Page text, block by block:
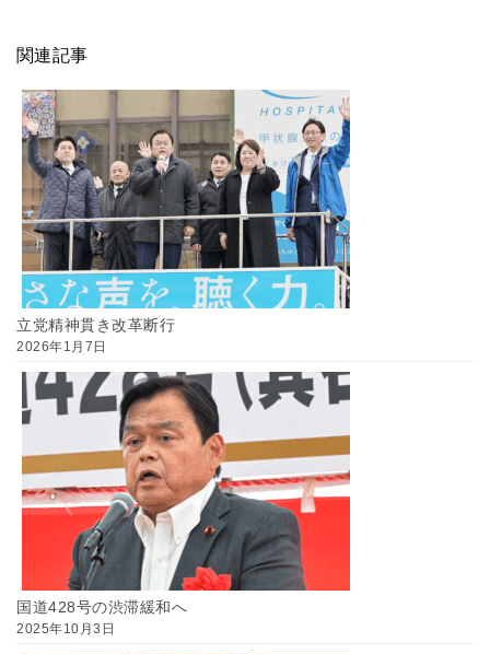
関連記事
立党精神貫き改革断行
2026年1月7日
国道428号の渋滞緩和へ
2025年10月3日